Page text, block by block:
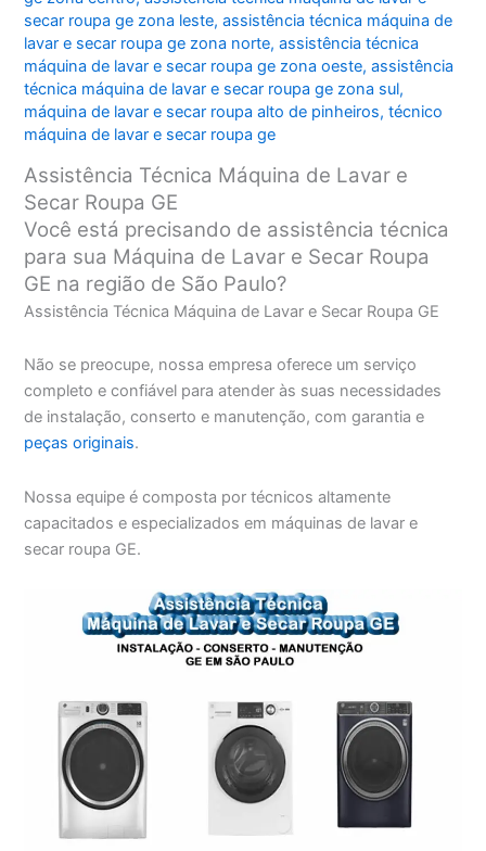
secar roupa ge zona leste,assistência técnica máquina de
lavar e secar roupa ge zona norte,assistência técnica
máquina de lavar e secar roupa ge zona oeste,assistência
técnica máquina de lavar e secar roupa ge zona sul,
máquina de lavar e secar roupa alto de pinheiros,técnico
máquina de lavar e secar roupa ge
Assistência Técnica Máquina de Lavar e
Secar Roupa GE
Você está precisando de assistência técnica
para sua Máquina de Lavar e Secar Roupa
GE na região de São Paulo?
Assistência Técnica Máquina de Lavar e Secar Roupa GE
Não se preocupe, nossa empresa oferece um serviço
completo e confiável para atender às suas necessidades
de instalação, conserto e manutenção, com garantia e
peças originais.
Nossa equipe é composta por técnicos altamente
capacitados e especializados em máquinas de lavar e
secar roupa GE.